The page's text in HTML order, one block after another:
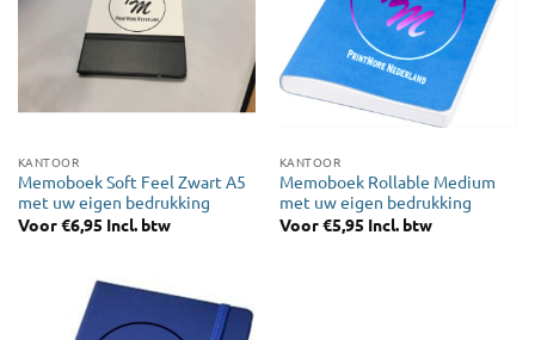
KANTOOR
Memoboek Soft Feel Zwart A5
met uw eigen bedrukking
Voor€6,95 Incl. btw
KANTOOR
Memoboek Rollable Medium
met uw eigen bedrukking
Voor€5,95 Incl. btw